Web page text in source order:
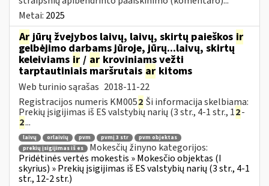
Metai: 2025
Arjūrų žvejybos laivų, laivų, skirtų paieškos ir
gelbėjimo darbams jūroje, jūrų...laivų, skirtų
keleiviams ir / ar kroviniams vežti
tarptautiniais maršrutais ar kitoms
Web turinio sąrašas 2018-11-22
Registracijos numeris KM0052 Ši informacija skelbiama:
Prekių įsigijimas iš ES valstybių narių (3 str., 4-1 str., 12-
2...
laivų orlaivių pvm pvmį 3 str
pvm objektas
prekių įsigijimas iš es
Mokesčių žinyno kategorijos:
Pridėtinės vertės mokestis » Mokesčio objektas (I
skyrius) » Prekių įsigijimas iš ES valstybių narių (3 str., 4-1
str., 12-2 str.)